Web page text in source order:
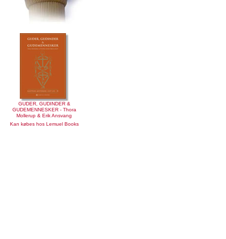
GUDER, GUDINDER &
GUDEMENNESKER - Thora
Mollerup & Erik Ansvang
Kan købes hos Lemuel Books